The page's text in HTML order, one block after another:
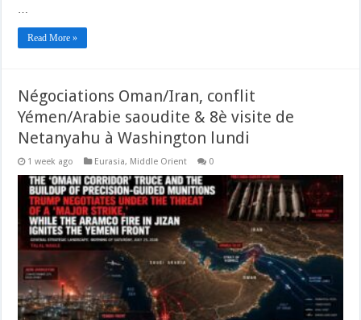
…
Read More »
Négociations Oman/Iran, conflit
Yémen/Arabie saoudite & 8è visite de
Netanyahu à Washington lundi
1 week ago Eurasia, Middle Orient 0